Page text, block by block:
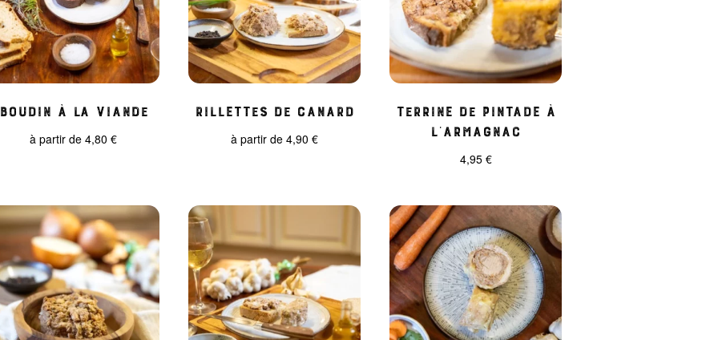
Boudin à la viande
à partir de4,80€
Rillettes de Canard
à partir de4,90€
Terrine de pintade à
l’Armagnac
4,95 €